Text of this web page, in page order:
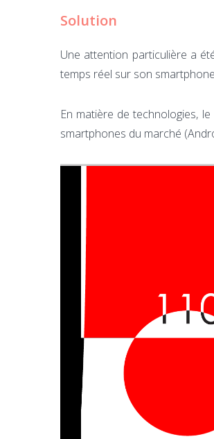
Solution
Une attention particulière a
temps réel sur son
En matière de technologies,
smartphones du marché